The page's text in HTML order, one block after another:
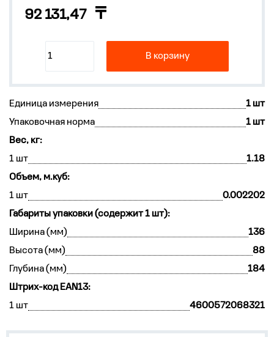
92 131,47
В корзину
Единица измерения
1 шт
Упаковочная норма
1 шт
Вес, кг:
1 шт
1.18
Объем, м.куб:
1 шт
0.002202
Габариты упаковки (содержит 1 шт):
Ширина (мм)
136
Высота (мм)
88
Глубина (мм)
184
Штрих-код EAN13:
1 шт
4600572068321